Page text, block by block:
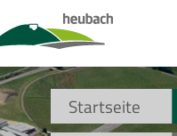
Startseite